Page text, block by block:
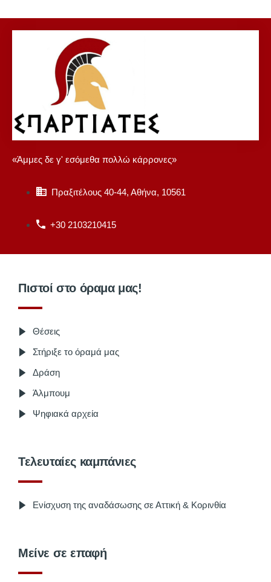
«Άμμες δε γ' εσόμεθα πολλώ κάρρονες»
Πραξιτέλους 40-44, Αθήνα, 10561
+30 2103210415
Πιστοί στο όραμα μας!
Θέσεις
Στήριξε το όραμά μας
Δράση
Άλμπουμ
Ψηφιακά αρχεία
Τελευταίες καμπάνιες
Ενίσχυση της αναδάσωσης σε Αττική & Κορινθία
Μείνε σε επαφή